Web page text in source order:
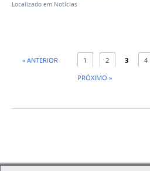
Localizado em Notícias
« ANTERIOR 1 2 3
4
PRÓXIMO »